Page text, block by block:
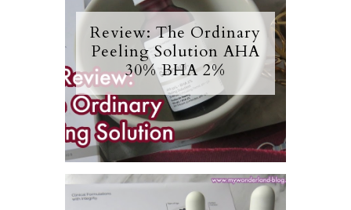
Review: The Ordinary
Peeling Solution AHA
30% BHA 2%